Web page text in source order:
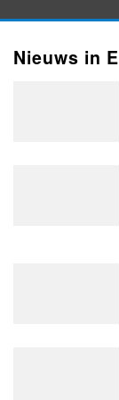
Nieuws in